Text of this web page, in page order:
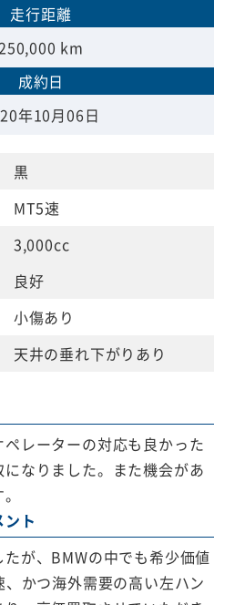
走行距離
km
成約日
年10月06日
黒
MT5速
3,000cc
良好
小傷あり
天井の垂れ下がりあり
レーターの対応も良かった
なりました。また機会があ
ト
が、BMWの中でも希少価値
かつ海外需要の高い左ハン